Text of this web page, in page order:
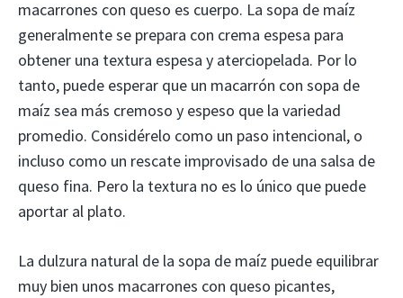
macarrones con queso es cuerpo. La sopa de maíz
generalmente se prepara con crema espesa para
obtener una textura espesa y aterciopelada. Por lo
tanto, puede esperar que un macarrón con sopa de
maíz sea más cremoso y espeso que la variedad
promedio. Considérelo como un paso intencional, o
incluso como un rescate improvisado de una salsa de
queso fina. Pero la textura no es lo único que puede
aportar al plato.
La dulzura natural de la sopa de maíz puede equilibrar
muy bien unos macarrones con queso picantes,